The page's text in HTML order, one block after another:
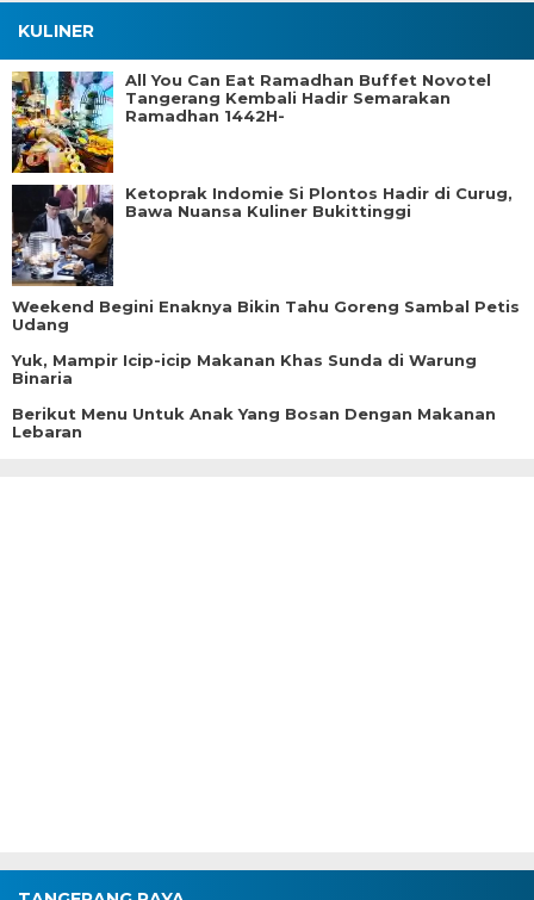
KULINER
All You Can Eat Ramadhan Buffet Novotel
Tangerang Kembali Hadir Semarakan
Ramadhan 1442H-
Ketoprak Indomie Si Plontos Hadir di Curug,
Bawa Nuansa Kuliner Bukittinggi
Weekend Begini Enaknya Bikin Tahu Goreng Sambal Petis
Udang
Yuk, Mampir Icip-icip Makanan Khas Sunda di Warung
Binaria
Berikut Menu Untuk Anak Yang Bosan Dengan Makanan
Lebaran